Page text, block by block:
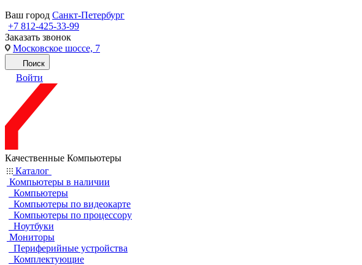
Ваш город Санкт-Петербург
+7 812-425-33-99
Заказать звонок
Московское шоссе, 7
Поиск
Войти
Качественные Компьютеры
Каталог
Компьютеры в наличии
Компьютеры
Компьютеры по видеокарте
Компьютеры по процессору
Ноутбуки
Мониторы
Периферийные устройства
Комплектующие